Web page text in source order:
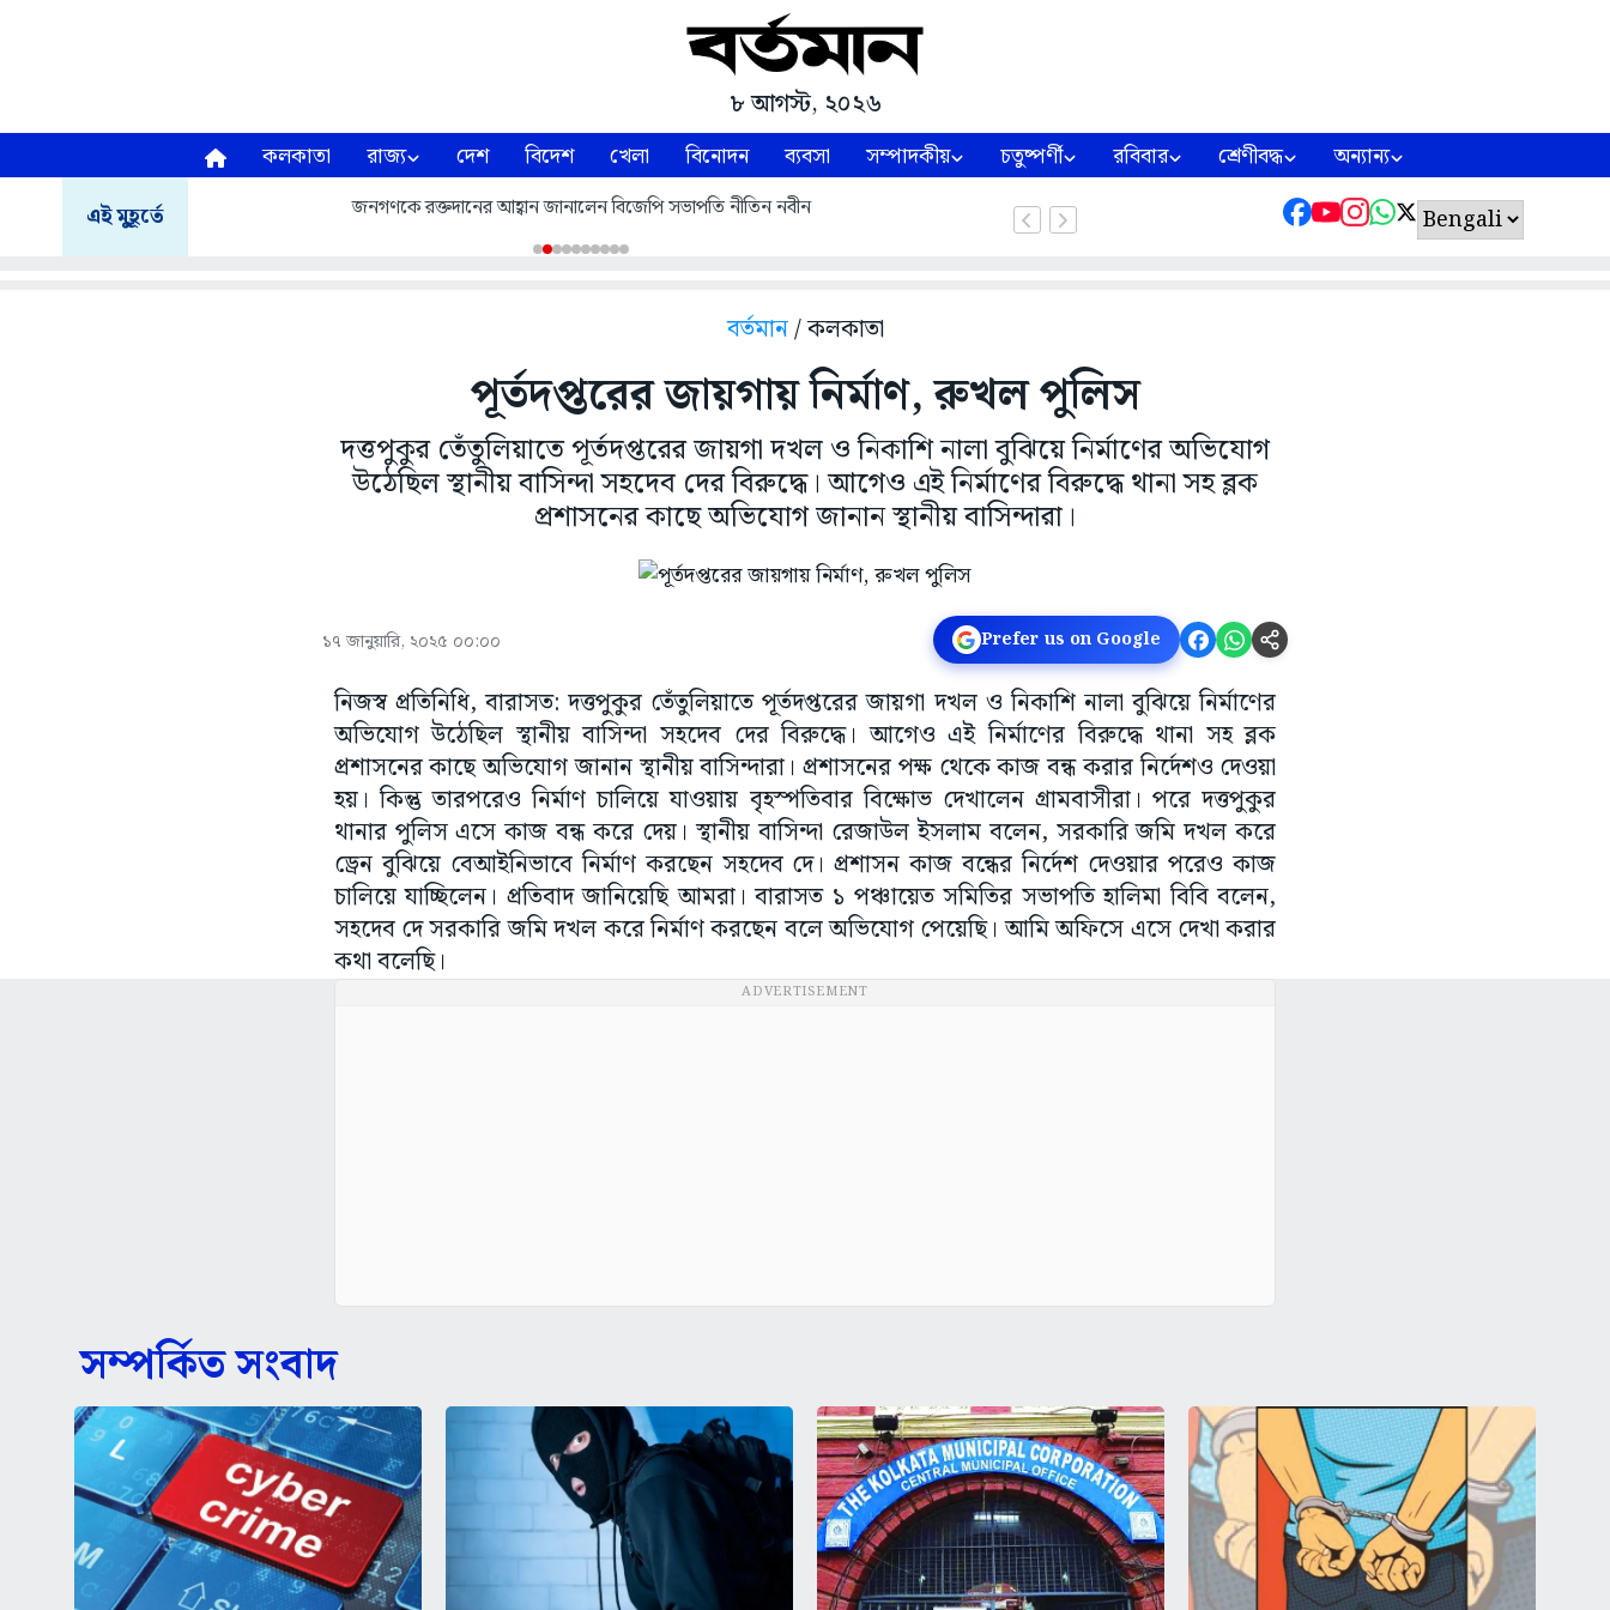
৮ আগস্ট, ২০২৬
কলকাতা রাজ্য দেশ বিদেশ খেলা বিনোদন ব্যবসা সম্পাদকীয় চতুষ্পর্ণী রবিবার শ্রেণীবদ্ধ অন্যান্য
এই মুহূর্তে জনগণকে রক্তদানের আহ্বান জানালেন বিজেপি সভাপতি নীতিন নবীন
বর্তমান/ কলকাতা
পূর্তদপ্তরের জায়গায় নির্মাণ, রুখল পুলিস
দত্তপুকুর তেঁতুলিয়াতে পূর্তদপ্তরের জায়গা দখল ও নিকাশি নালা বুঝিয়ে নির্মাণের অভিযোগ
উঠেছিল স্থানীয় বাসিন্দা সহদেব দের বিরুদ্ধে। আগেও এই নির্মাণের বিরুদ্ধে থানা সহ ব্লক
প্রশাসনের কাছে অভিযোগ জানান স্থানীয় বাসিন্দারা।
১৭ জানুয়ারি, ২০২৫ ০০:০০ Prefer us on Google
নিজস্ব প্রতিনিধি, বারাসত: দত্তপুকুর তেঁতুলিয়াতে পূর্তদপ্তরের জায়গা দখল ও নিকাশি নালা বুঝিয়ে নির্মাণের
অভিযোগ উঠেছিল স্থানীয় বাসিন্দা সহদেব দের বিরুদ্ধে। আগেও এই নির্মাণের বিরুদ্ধে থানা সহ ব্লক
প্রশাসনের কাছে অভিযোগ জানান স্থানীয় বাসিন্দারা। প্রশাসনের পক্ষ থেকে কাজ বন্ধ করার নির্দেশও দেওয়া
হয়। কিন্তু তারপরেও নির্মাণ চালিয়ে যাওয়ায় বৃহস্পতিবার বিক্ষোভ দেখালেন গ্রামবাসীরা। পরে দত্তপুকুর
থানার পুলিস এসে কাজ বন্ধ করে দেয়। স্থানীয় বাসিন্দা রেজাউল ইসলাম বলেন, সরকারি জমি দখল করে
ড্রেন বুঝিয়ে বেআইনিভাবে নির্মাণ করছেন সহদেব দে। প্রশাসন কাজ বন্ধের নির্দেশ দেওয়ার পরেও কাজ
চালিয়ে যাচ্ছিলেন। প্রতিবাদ জানিয়েছি আমরা। বারাসত ১ পঞ্চায়েত সমিতির সভাপতি হালিমা বিবি বলেন,
সহদেব দে সরকারি জমি দখল করে নির্মাণ করছেন বলে অভিযোগ পেয়েছি। আমি অফিসে এসে দেখা করার
কথা বলেছি।
ADVERTISEMENT
সম্পর্কিত সংবাদ